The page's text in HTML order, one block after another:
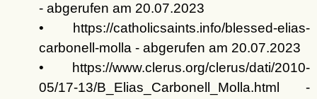
- abgerufen am 20.07.2023
• https://catholicsaints.info/blessed-elias-
carbonell-molla - abgerufen am 20.07.2023
• https://www.clerus.org/clerus/dati/2010-
05/17-13/B_Elias_Carbonell_Molla.html -